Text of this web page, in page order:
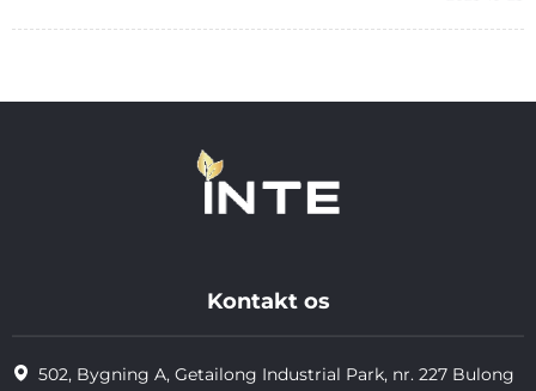
Kontakt os
502, Bygning A, Getailong Industrial Park, nr. 227 Bulong